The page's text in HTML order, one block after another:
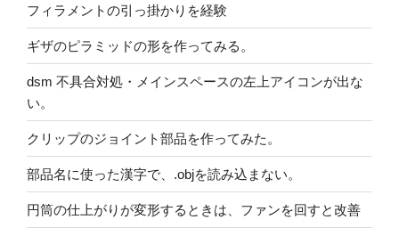
フィラメントの引っ掛かりを経験
ギザのピラミッドの形を作ってみる。
dsm 不具合対処・メインスペースの左上アイコンが出な
い。
クリップのジョイント部品を作ってみた。
部品名に使った漢字で、.objを読み込まない。
円筒の仕上がりが変形するときは、ファンを回すと改善